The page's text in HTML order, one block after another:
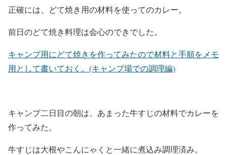
正確には、どて焼き用の材料を使ってのカレー。
前日のどて焼き料理は会心のできでした。
キャンプ用にどて焼きを作ってみたので材料と手順をメモ
用として書いておく。(キャンプ場での調理編)
キャンプ二日目の朝は、あまった牛すじの材料でカレーを
作ってみた。
牛すじは大根やこんにゃくと一緒に煮込み調理済み。